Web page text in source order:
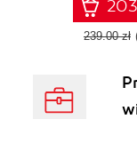
239.00 zł